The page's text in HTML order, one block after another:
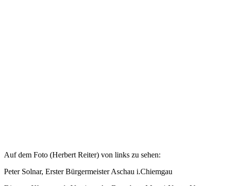
Auf dem Foto (Herbert Reiter) von links zu sehen:
Peter Solnar, Erster Bürgermeister Aschau i.Chiemgau